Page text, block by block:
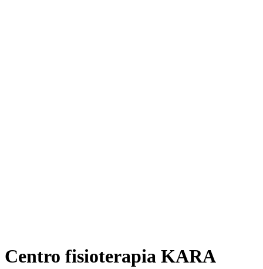
Centro fisioterapia KARA